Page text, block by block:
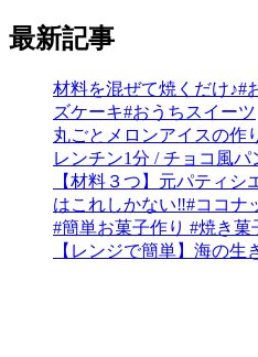
最新記事
材料を混ぜて焼くだけ♪#
ズケーキ#おうちスイーツ
丸ごとメロンアイスの作
レンチン1分 / チョコ風パ
【材料３つ】元パティ
はこれしかない‼︎#ココナ
#簡単お菓子作り #焼き菓
【レンジで簡単】海の生